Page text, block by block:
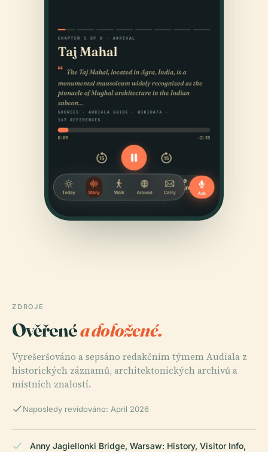
ZDROJE
Ověřenéa doložené.
Vyrešeršováno a sepsáno redakčním týmem Audiala z
historických záznamů, architektonických archivů a
místních znalostí.
Naposledy revidováno: April 2026
Anny Jagiellonki Bridge, Warsaw: History, Visitor Info,